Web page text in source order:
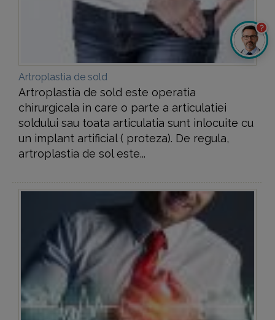
Artroplastia de sold
Artroplastia de sold este operatia
chirurgicala in care o parte a articulatiei
soldului sau toata articulatia sunt inlocuite cu
un implant artificial ( proteza). De regula,
artroplastia de sol este...
?